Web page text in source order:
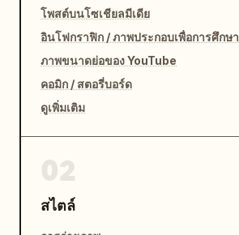
โพสต์บนโซเชียลมีเดีย
อินโฟกราฟิก / ภาพประกอบเพื่อการศึกษา
ภาพขนาดย่อของ YouTube
คอมิก / สตอรี่บอร์ด
ดูเพิ่มเติม
สไตล์